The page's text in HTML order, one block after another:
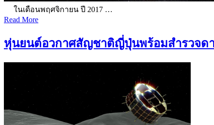
ในเดือนพฤศจิกายน ปี 2017 …
Read More
หุ่นยนต์อวกาศสัญชาติญี่ปุ่นพร้อมสำรวจดา